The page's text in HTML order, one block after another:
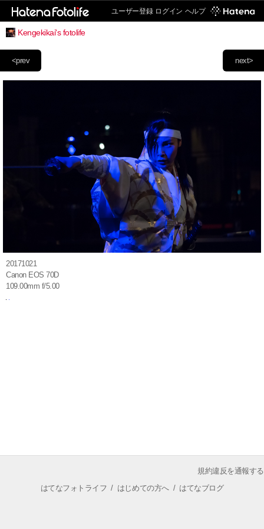
ユーザー登録 ログイン ヘルプ
Kengekikai's fotolife
next>
<prev
20171021
Canon EOS 70D
109.00mm f/5.00
規約違反を通報する
はてなフォトライフ / はじめての方へ/ はてなブログ